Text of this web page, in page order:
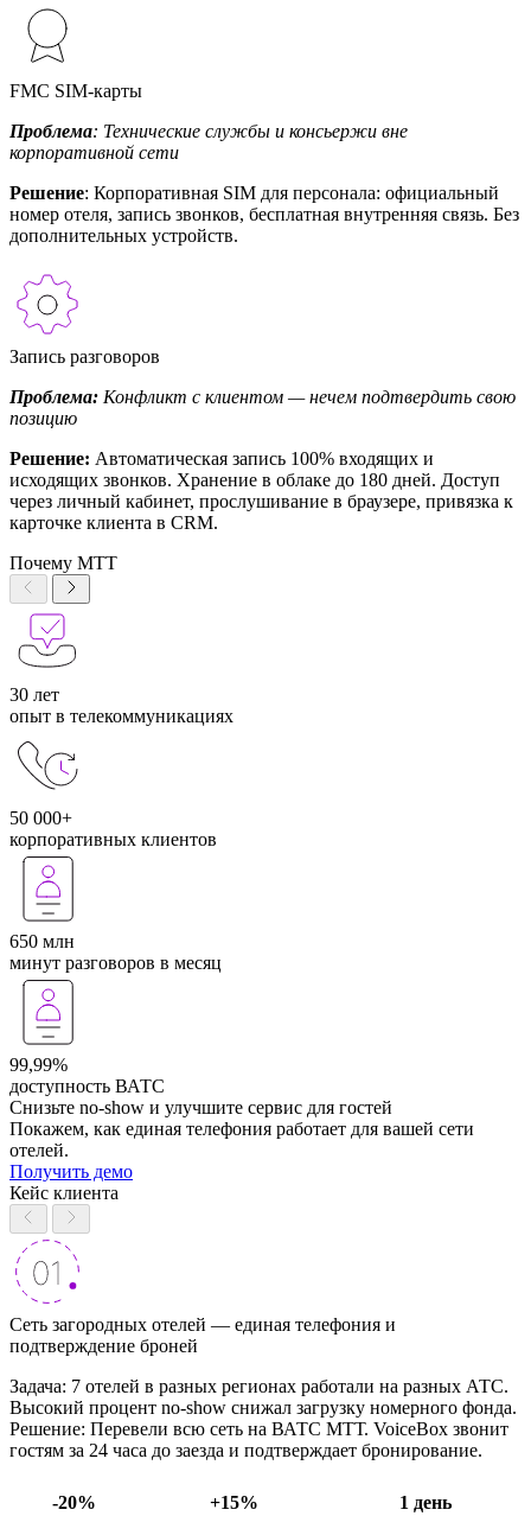
FMC SIM-карты
Проблема: Технические службы и консьержи вне
корпоративной сети
Решение: Корпоративная SIM для персонала: официальный
номер отеля, запись звонков, бесплатная внутренняя связь. Без
дополнительных устройств.
Запись разговоров
Проблема: Конфликт с клиентом — нечем подтвердить свою
позицию
Решение: Автоматическая запись 100% входящих и
исходящих звонков. Хранение в облаке до 180 дней. Доступ
через личный кабинет, прослушивание в браузере, привязка к
карточке клиента в CRM.
Почему МТТ
30 лет
опыт в телекоммуникациях
50 000+
корпоративных клиентов
650 млн
минут разговоров в месяц
99,99%
доступность ВАТС
Снизьте no-show и улучшите сервис для гостей
Покажем, как единая телефония работает для вашей сети
отелей.
Получить демо
Кейс клиента
Сеть загородных отелей — единая телефония и
подтверждение броней
Задача: 7 отелей в разных регионах работали на разных АТС.
Высокий процент no-show снижал загрузку номерного фонда.
Решение: Перевели всю сеть на ВАТС МТТ. VoiceBox звонит
гостям за 24 часа до заезда и подтверждает бронирование.
-20% +15% 1 день